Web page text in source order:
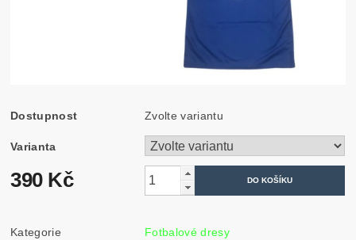
Dostupnost Zvolte variantu
Varianta
390 Kč
Kategorie Fotbalové dresy